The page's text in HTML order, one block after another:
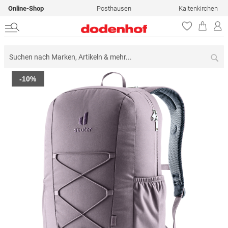
Online-Shop Posthausen Kaltenkirchen
Zum
Ende
Bildergalerie
-10%